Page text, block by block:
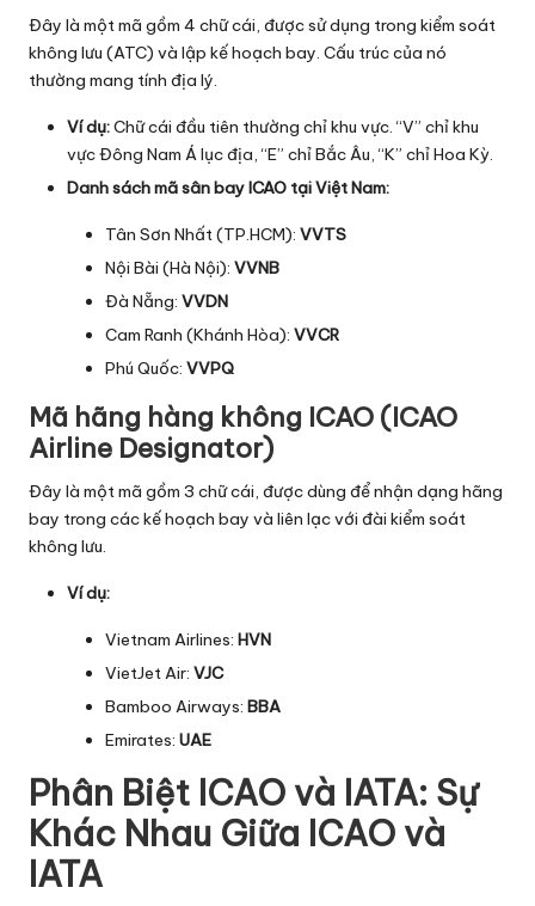
Đây là một mã gồm 4 chữ cái, được sử dụng trong kiểm soát
không lưu (ATC) và lập kế hoạch bay. Cấu trúc của nó
thường mang tính địa lý.
Ví dụ:Chữ cái đầu tiên thường chỉ khu vực. “V” chỉ khu
vực Đông Nam Á lục địa, “E” chỉ Bắc Âu, “K” chỉ Hoa Kỳ.
Danh sách mã sân bay ICAO tại Việt Nam:
Tân Sơn Nhất (TP.HCM): VVTS
Nội Bài (Hà Nội): VVNB
Đà Nẵng: VVDN
Cam Ranh (Khánh Hòa): VVCR
Phú Quốc: VVPQ
Mã hãng hàng không ICAO (ICAO
Airline Designator)
Đây là một mã gồm 3 chữ cái, được dùng để nhận dạng hãng
bay trong các kế hoạch bay và liên lạc với đài kiểm soát
không lưu.
Ví dụ:
Vietnam Airlines: HVN
VietJet Air: VJC
Bamboo Airways: BBA
Emirates: UAE
Phân Biệt ICAO và IATA: Sự
Khác Nhau Giữa ICAO và
IATA